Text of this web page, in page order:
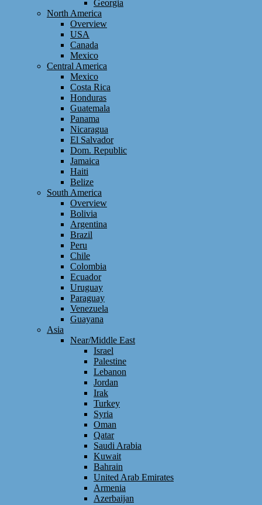
Georgia
North America
Overview
USA
Canada
Mexico
Central America
Mexico
Costa Rica
Honduras
Guatemala
Panama
Nicaragua
El Salvador
Dom. Republic
Jamaica
Haiti
Belize
South America
Overview
Bolivia
Argentina
Brazil
Peru
Chile
Colombia
Ecuador
Uruguay
Paraguay
Venezuela
Guayana
Asia
Near/Middle East
Israel
Palestine
Lebanon
Jordan
Irak
Turkey
Syria
Oman
Qatar
Saudi Arabia
Kuwait
Bahrain
United Arab Emirates
Armenia
Azerbaijan